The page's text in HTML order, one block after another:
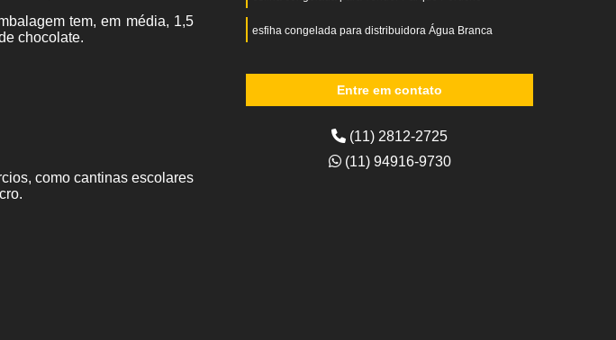
tem, em média, 1,5
chocolate.
como cantinas escolares
esfiha congelada para distribuidora Água Branca
Entre em contato
(11) 2812-2725
(11) 94916-9730